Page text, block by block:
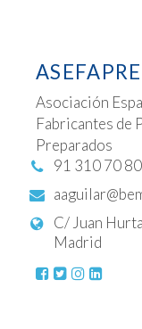
ASEFAPRE
Asociación
Fabricantes de
Preparados
91 310 70 80
C/ Juan
Madrid